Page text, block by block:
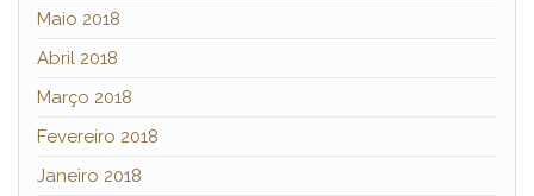
Maio 2018
Abril 2018
Março 2018
Fevereiro 2018
Janeiro 2018